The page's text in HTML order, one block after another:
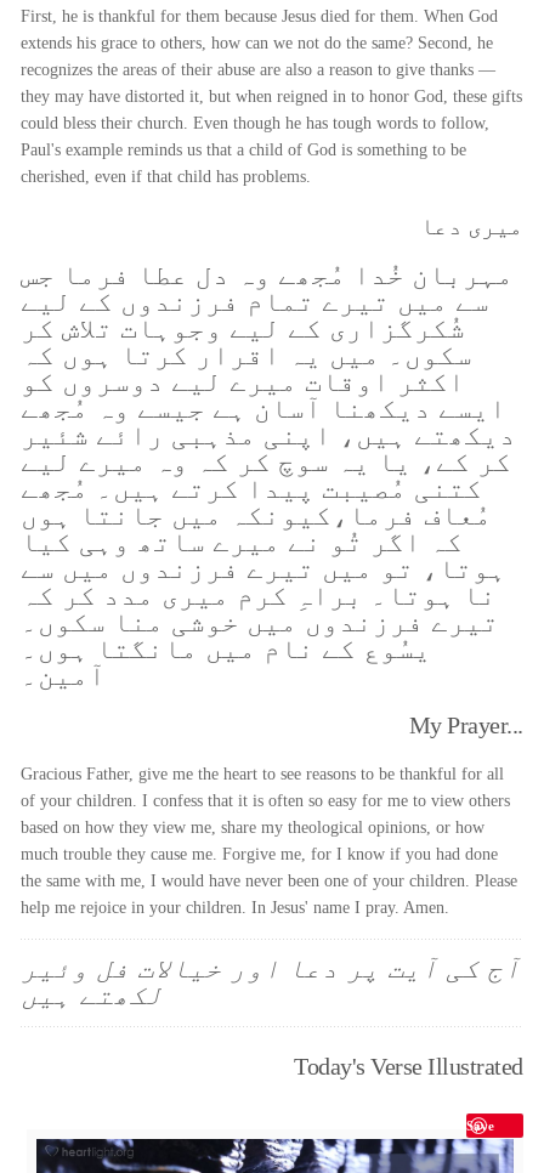
First, he is thankful for them because Jesus died for them. When God
extends his grace to others, how can we not do the same? Second, he
recognizes the areas of their abuse are also a reason to give thanks —
they may have distorted it, but when reigned in to honor God, these gifts
could bless their church. Even though he has tough words to follow,
Paul's example reminds us that a child of God is something to be
cherished, even if that child has problems.
میری دعا
مہربان خُدا مُجھے وہ دل عطا فرما جس
سے میں تیرے تمام فرزندوں کے لیے
شُکرگزاری کے لیے وجوہات تلاش کر
سکوں۔ میں یہ اقرار کرتا ہوں کہ
اکثر اوقات میرے لیے دوسروں کو
ایسے دیکھنا آسان ہے جیسے وہ مُجھے
دیکھتے ہیں، اپنی مذہبی رائے شئیر
کر کے، یا یہ سوچ کر کہ وہ میرے لیے
کتنی مُصیبت پیدا کرتے ہیں۔ مُجھے
مُعاف فرما،کیونکہ میں جانتا ہوں
کہ اگر تُو نے میرے ساتھ وہی کیا
ہوتا، تو میں تیرے فرزندوں میں سے
نا ہوتا۔ براہِ کرم میری مدد کر کہ
تیرے فرزندوں میں خوشی منا سکوں۔
یسُوع کے نام میں مانگتا ہوں۔
آمین۔
My Prayer...
Gracious Father, give me the heart to see reasons to be thankful for all
of your children. I confess that it is often so easy for me to view others
based on how they view me, share my theological opinions, or how
much trouble they cause me. Forgive me, for I know if you had done
the same with me, I would have never been one of your children. Please
help me rejoice in your children. In Jesus' name I pray. Amen.
آج کی آیت پر دعا اور خیالات فل وئیر
لکھتے ہیں
Today's Verse Illustrated
Save